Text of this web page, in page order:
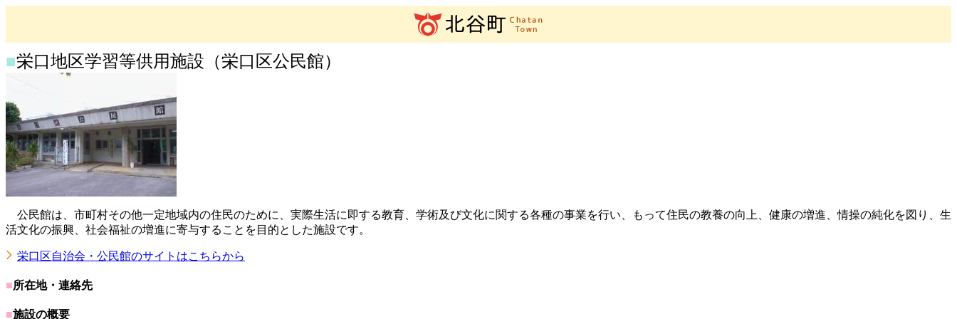
■栄口地区学習等供用施設（栄口区公民館）
公民館は、市町村その他一定地域内の住民のために、実際生活に即する教育、学術及び文化に関する各種の事業を行い、もって住民の教養の向上、健康の増進、情操の純化を図り、生
活文化の振興、社会福祉の増進に寄与することを目的とした施設です。
栄口区自治会・公民館のサイトはこちらから
■所在地・連絡先
■施設の概要